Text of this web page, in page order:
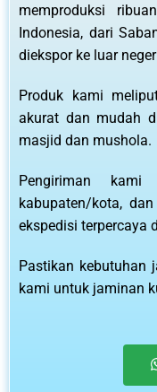
memproduksi
Indonesia, dari
diekspor ke luar
Produk kami
akurat dan mudah
masjid dan mushola.
Pengiriman
kabupaten/kota,
ekspedisi terpercaya
Pastikan kebutuhan
kami untuk jaminan